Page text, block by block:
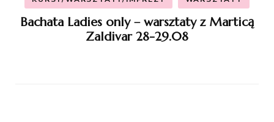
Bachata Ladies only – warsztaty z Marticą
Zaldivar 28-29.08